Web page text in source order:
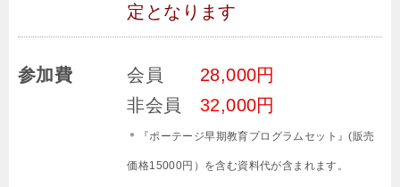
定となります
参加費 会員 28,000円
非会員 32,000円
＊『ポーテージ早期教育プログラムセット』(販売
価格15000円）を含む資料代が含まれます。